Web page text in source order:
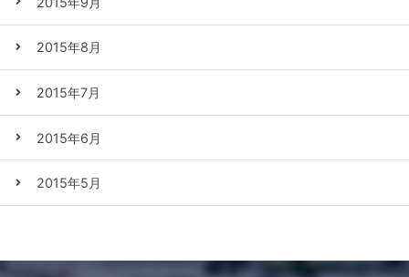
2015年8月
2015年7月
2015年6月
2015年5月